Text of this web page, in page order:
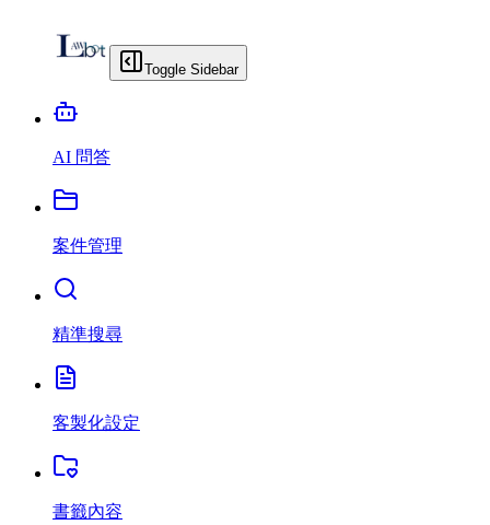
Toggle Sidebar
AI 問答
案件管理
精準搜尋
客製化設定
書籤內容